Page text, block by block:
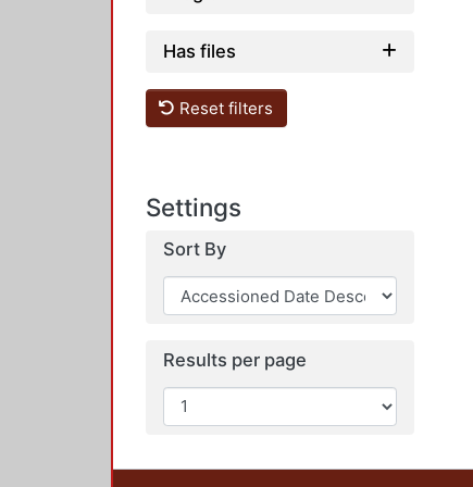
Has files
Reset filters
Settings
Sort By
Results per page